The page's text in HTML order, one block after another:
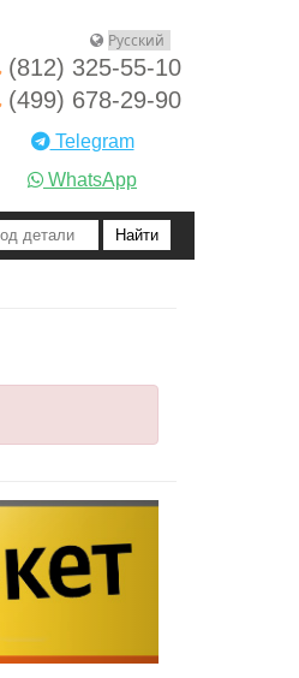
(812) 325-55-10
(499) 678-29-90
Telegram
WhatsApp